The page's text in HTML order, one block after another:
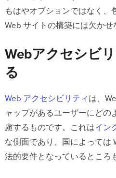
もはやオプションではなく、
Web サイトの構築には欠かせ
Webアクセシビ
る
Web アクセシビリティ は、
ャップがあるユーザーにどの
慮するものです。これはイン
な側面であり、国によっては
法的要件となっているところ